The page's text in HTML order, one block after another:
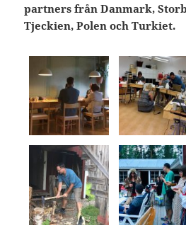
partners från Danmark,
Tjeckien, Polen och Turkiet.